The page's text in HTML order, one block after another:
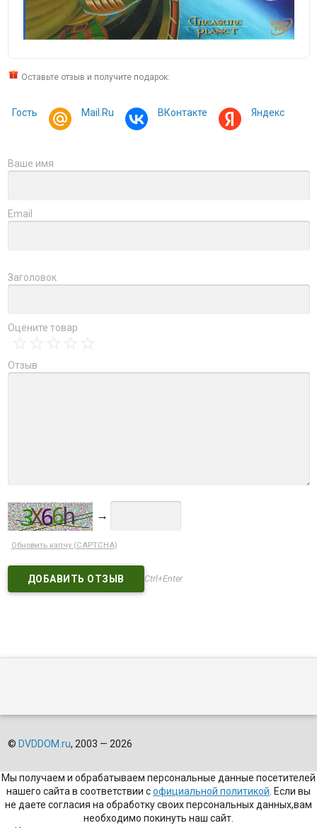
Оставьте отзыв и получите подарок:
Гость Mail.Ru ВКонтакте Яндекс
Ваше имя
Email
Заголовок
Оцените товар
Отзыв
→
Обновить капчу (CAPTCHA)
Ctrl+Enter
© DVDDOM.ru, 2003 — 2026
Мы получаем и обрабатываем персональные данные посетителей
нашего сайта в соответствии софициальной политикой . Если вы
не даете согласия на обработку своих персональных данных,вам
необходимо покинуть наш сайт.